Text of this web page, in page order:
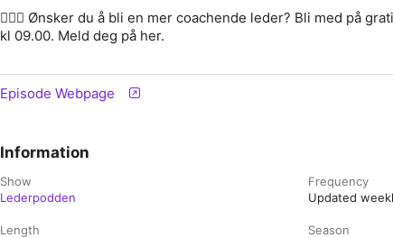
🙋🏻‍♀️ Ønsker du å bli en mer coachende leder? Bli med på
kl 09.00. Meld deg på her.
Episode Webpage
Information
Show
Lederpodden
Frequency
Updated
Length
Season